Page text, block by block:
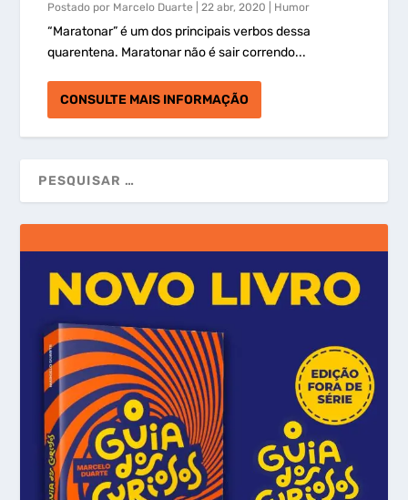
Postado por Marcelo Duarte |22 abr, 2020 Humor
“Maratonar” é um dos principais verbos dessa
quarentena. Maratonar não é sair correndo...
CONSULTE MAIS INFORMAÇÃO